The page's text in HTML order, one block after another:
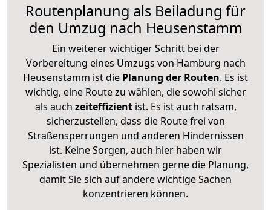
Routenplanung als Beiladung für
den Umzug nach Heusenstamm
Ein weiterer wichtiger Schritt bei der
Vorbereitung eines Umzugs von Hamburg nach
Heusenstamm ist die Planung der Routen. Es ist
wichtig, eine Route zu wählen, die sowohl sicher
als auch zeiteffizientist. Es ist auch ratsam,
sicherzustellen, dass die Route frei von
Straßensperrungen und anderen Hindernissen
ist. Keine Sorgen, auch hier haben wir
Spezialisten und übernehmen gerne die Planung,
damit Sie sich auf andere wichtige Sachen
konzentrieren können.